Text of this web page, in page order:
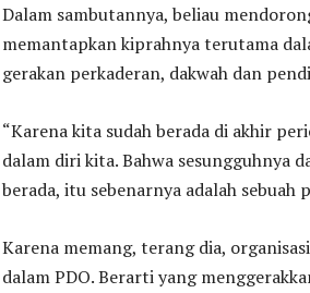
Dalam sambutannya, beliau
memantapkan kiprahnya terutama
gerakan perkaderan, dakwah dan
“Karena kita sudah berada di akhir
dalam diri kita. Bahwa sesungguhnya
berada, itu sebenarnya adalah sebuah
Karena memang, terang dia,
dalam PDO. Berarti yang